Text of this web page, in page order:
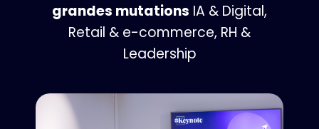
grandes mutations IA & Digital,
Retail & e-commerce, RH &
Leadership